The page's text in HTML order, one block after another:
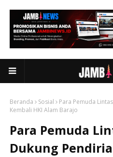
Beranda Sosial
Para Pemuda
Kembali HKI Alam Barajo
Para Pemuda
Dukung